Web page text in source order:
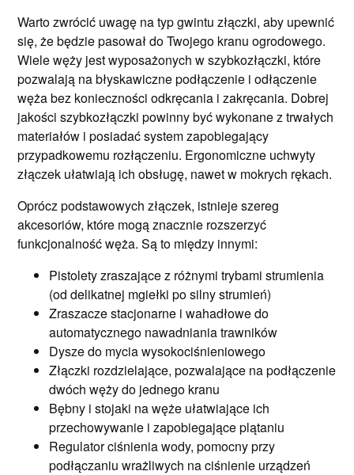
Warto zwrócić uwagę na typ gwintu złączki, aby upewnić
się, że będzie pasował do Twojego kranu ogrodowego.
Wiele węży jest wyposażonych w szybkozłączki, które
pozwalają na błyskawiczne podłączenie i odłączenie
węża bez konieczności odkręcania i zakręcania. Dobrej
jakości szybkozłączki powinny być wykonane z trwałych
materiałów i posiadać system zapobiegający
przypadkowemu rozłączeniu. Ergonomiczne uchwyty
złączek ułatwiają ich obsługę, nawet w mokrych rękach.
Oprócz podstawowych złączek, istnieje szereg
akcesoriów, które mogą znacznie rozszerzyć
funkcjonalność węża. Są to między innymi:
Pistolety zraszające z różnymi trybami strumienia
(od delikatnej mgiełki po silny strumień)
Zraszacze stacjonarne i wahadłowe do
automatycznego nawadniania trawników
Dysze do mycia wysokociśnieniowego
Złączki rozdzielające, pozwalające na podłączenie
dwóch węży do jednego kranu
Bębny i stojaki na węże ułatwiające ich
przechowywanie i zapobiegające plątaniu
Regulator ciśnienia wody, pomocny przy
podłączaniu wrażliwych na ciśnienie urządzeń